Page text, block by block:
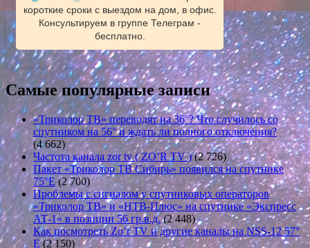
короткие сроки с выездом на дом, в офис.
Консультируем в группе Телеграм -
бесплатно.
Самые популярные записи
«Триколор ТВ» переводят на 36°? Что случилось со
спутником на 56° и ждать ли полного отключения?
(4 662)
Частота канала zor tv ( ZO’R TV ) (2 726)
Пакет «Триколор ТВ Сибирь» появился на спутнике
75°E (2 700)
Проблемы с сигналом у спутниковых операторов
«Триколор ТВ» и «НТВ-Плюс» на спутнике «Экспресс
АТ-1» в позиции 56 гр.в.д. (2 448)
Как посмотреть Zo’r TV и другие каналы на NSS-12 57°
E (2 150)